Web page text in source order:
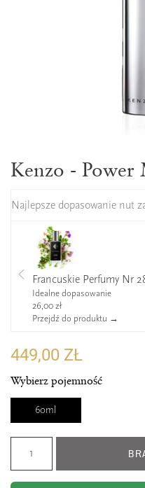
Kenzo - Power
Najlepsze dopasowanie nut
Francuskie Perfumy Nr
Idealne dopasowanie
26,00 zł
Przejdź do produktu →
449,00 ZŁ
Wybierz pojemność
60ml